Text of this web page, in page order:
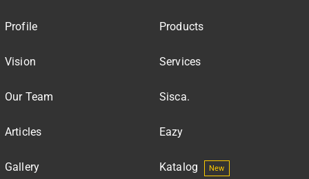
Profile
Vision
Our Team
Articles
Gallery
Products
Services
Sisca.
Eazy
Katalog New